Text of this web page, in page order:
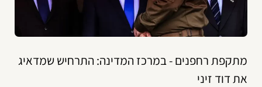
מתקפת רחפנים - במרכז המדינה: התרחיש שמדאיג
את דוד זיני